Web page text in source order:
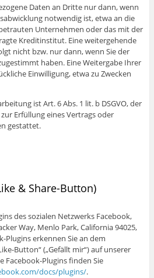
Daten an Dritte nur dann, wenn
notwendig ist, etwa an die
Unternehmen oder das mit der
Kreditinstitut. Eine weitergehende
nicht bzw. nur dann, wenn Sie der
haben. Eine Weitergabe Ihrer
Einwilligung, etwa zu Zwecken
ist Art. 6 Abs. 1 lit. b DSGVO, der
Erfüllung eines Vertrags oder
gestattet.
& Share-Button)
des sozialen Netzwerks Facebook,
Way, Menlo Park, California 94025,
Plugins erkennen Sie an dem
Button“ („Gefällt mir“) auf unserer
Facebook-Plugins finden Sie
docs/plugins/.